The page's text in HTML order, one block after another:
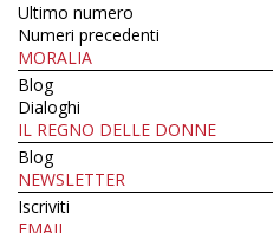
Ultimo numero
Numeri precedenti
MORALIA
Blog
Dialoghi
IL REGNO DELLE DONNE
Blog
NEWSLETTER
Iscriviti